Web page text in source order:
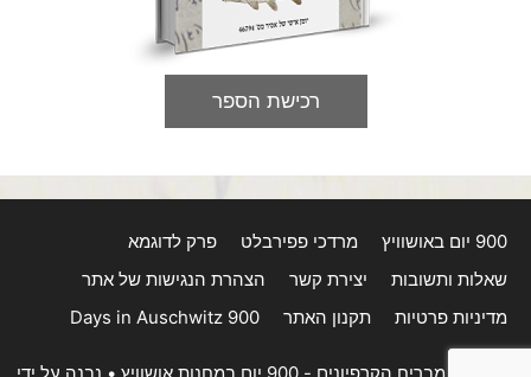
רכישת הספר
900 יום באושוויץ מרדכי פפירבלט
פרק לדוגמא
שאלות ותשובות
יצירת קשר
הצהרת הנגישות של אתר
מדיניות פרטיות
תקנון האתר 900 Days in Auschwitz